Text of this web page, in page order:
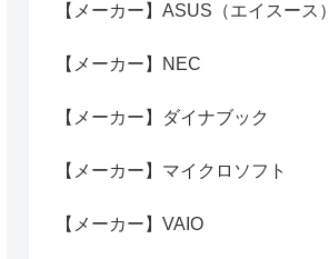
【メーカー】ASUS（エイスース）
【メーカー】NEC
【メーカー】ダイナブック
【メーカー】マイクロソフト
【メーカー】VAIO